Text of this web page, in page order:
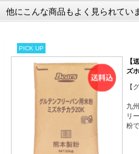
他にこんな商品もよく見られてい
PICK UP
【
ズ
【
九
リ
粉で